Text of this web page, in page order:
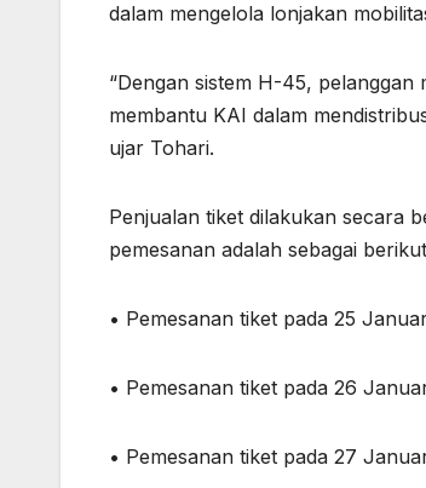
dalam mengelola lonjakan
“Dengan sistem H-45,
membantu KAI dalam
ujar Tohari.
Penjualan tiket dilakukan secara
pemesanan adalah sebagai
• Pemesanan tiket pada 25
• Pemesanan tiket pada 26
• Pemesanan tiket pada 27